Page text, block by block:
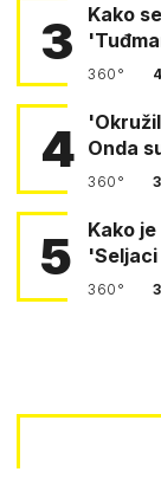
3
Kako
360°
4 Onda
360°
5
Kako
360°